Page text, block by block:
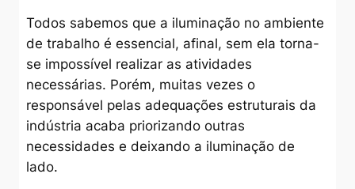
Todos sabemos que a iluminação no ambiente
de trabalho é essencial, afinal, sem ela torna-
se impossível realizar as atividades
necessárias. Porém, muitas vezes o
responsável pelas adequações estruturais da
indústria acaba priorizando outras
necessidades e deixando a iluminação de
lado.